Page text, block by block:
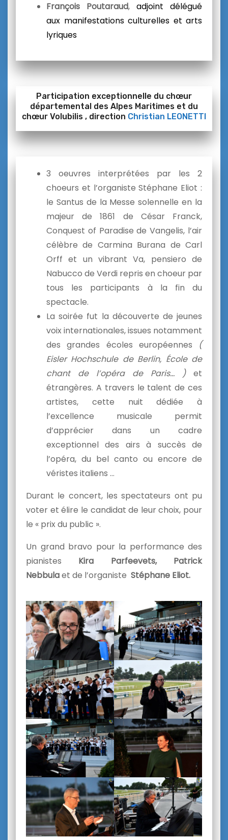
François Poutaraud, adjoint délégué
aux manifestations culturelles et arts
lyriques
Participation exceptionnelle du chœur
départemental des Alpes Maritimes et du
chœur Volubilis , direction Christian LEONETTI
3 oeuvres interprétées par les 2
choeurs et l’organiste Stéphane Eliot :
le Santus de la Messe solennelle en la
majeur de 1861 de César Franck,
Conquest of Paradise de Vangelis, l’air
célèbre de Carmina Burana de Carl
Orff et un vibrant Va, pensiero de
Nabucco de Verdi repris en choeur par
tous les participants à la fin du
spectacle.
La soirée fut la découverte de jeunes
voix internationales, issues notamment
des grandes écoles européennes (
Eisler Hochschule de Berlin, École de
chant de l’opéra de Paris… )et
étrangères. A travers le talent de ces
artistes, cette nuit dédiée à
l’excellence musicale permit
d’apprécier dans un cadre
exceptionnel des airs à succès de
l’opéra, du bel canto ou encore de
véristes italiens …
Durant le concert, les spectateurs ont pu
voter et élire le candidat de leur choix, pour
le « prix du public ».
Un grand bravo pour la performance des
pianistes Kira Parfeevets,Patrick
Nebbulaet de l’organiste Stéphane Eliot.